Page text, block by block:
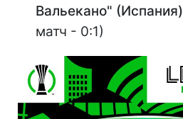
Вальекано" (Испания)
матч - 0:1)